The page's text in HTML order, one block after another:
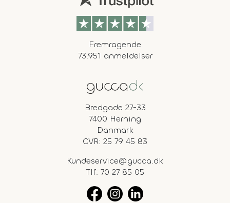
Fremragende
73.951 anmeldelser
Bredgade 27-33
7400 Herning
Danmark
CVR: 25 79 45 83
Kundeservice@gucca.dk
Tlf: 70 27 85 05